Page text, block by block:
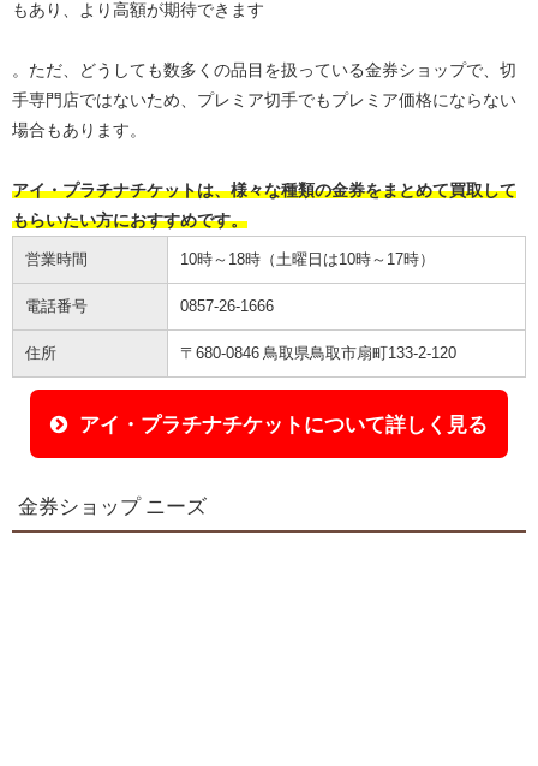
もあり、より高額が期待できます
。ただ、どうしても数多くの品目を扱っている金券ショップで、切
手専門店ではないため、プレミア切手でもプレミア価格にならない
場合もあります。
アイ・プラチナチケットは、様々な種類の金券をまとめて買取して
もらいたい方におすすめです。
営業時間 10時～18時（土曜日は10時～17時）
電話番号 0857-26-1666
住所 〒680-0846 鳥取県鳥取市扇町133-2-120
アイ・プラチナチケットについて詳しく見る
金券ショップ ニーズ